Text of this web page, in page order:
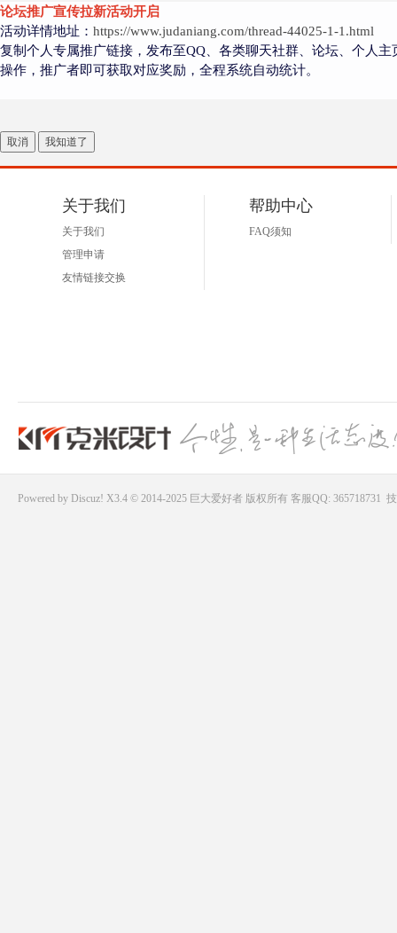
论坛推广宣传拉新活动开启
活动详情地址： https://www.judaniang.com/thread-44025-1-1.html
复制个人专属推广链接，发布至QQ、各类聊天社群、论坛、个人
操作，推广者即可获取对应奖励，全程系统自动统计。
取消 我知道了
关于我们
关于我们
管理申请
友情链接交换
帮助中心
FAQ须知
Powered by Discuz! X3.4 © 2014-2025 巨大爱好者版权所有 客服QQ: 365718731